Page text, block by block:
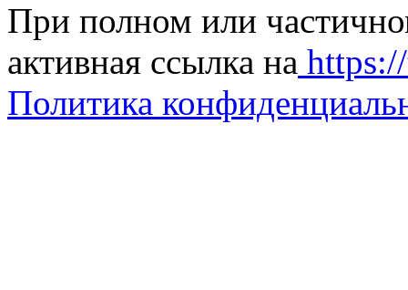
При полном или
активная ссылка на
Политика